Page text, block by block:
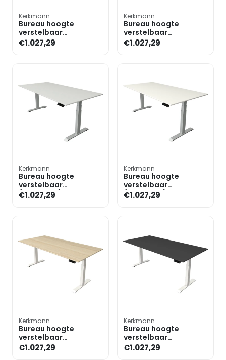
Kerkmann
Bureau hoogte
verstelbaar
(elektrisch) »Move 4«
200 cm T-poot
€1.027,29
Kerkmann
Bureau hoogte
verstelbaar
(elektrisch) »Move 4«
200 cm T-poot
€1.027,29
Kerkmann
Bureau hoogte
verstelbaar
(elektrisch) »Move 4«
200 cm T-poot
€1.027,29
Kerkmann
Bureau hoogte
verstelbaar
(elektrisch) »Move 4«
200 cm T-poot
€1.027,29
Kerkmann
Bureau hoogte
verstelbaar
(elektrisch) »Move 4«
200 cm T-poot
€1.027,29
Kerkmann
Bureau hoogte
verstelbaar
(elektrisch) »Move 4«
200 cm T-poot
€1.027,29